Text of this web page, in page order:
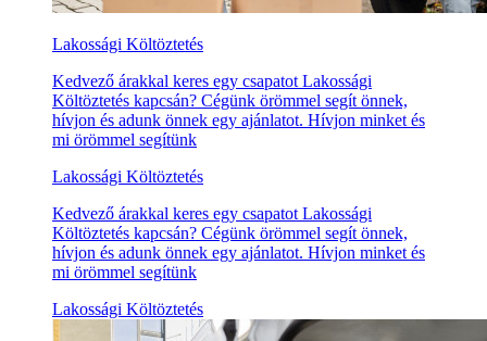
Lakossági Költöztetés
Kedvező árakkal keres egy csapatot Lakossági
Költöztetés kapcsán? Cégünk örömmel segít önnek,
hívjon és adunk önnek egy ajánlatot. Hívjon minket és
mi örömmel segítünk
Lakossági Költöztetés
Kedvező árakkal keres egy csapatot Lakossági
Költöztetés kapcsán? Cégünk örömmel segít önnek,
hívjon és adunk önnek egy ajánlatot. Hívjon minket és
mi örömmel segítünk
Lakossági Költöztetés